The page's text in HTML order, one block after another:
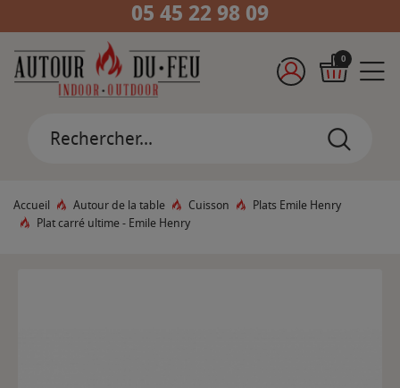
05 45 22 98 09
0
Accueil Autour de la table Cuisson
Plats Emile Henry
Plat carré ultime - Emile Henry